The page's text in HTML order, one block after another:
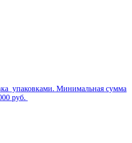
упаковками. Минимальная сумма
руб.